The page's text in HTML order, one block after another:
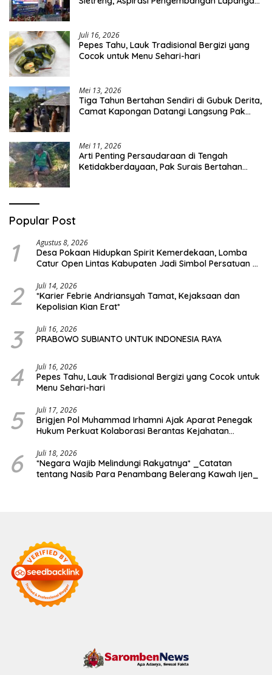
Juli 16, 2026
Pepes Tahu, Lauk Tradisional Bergizi yang
Cocok untuk Menu Sehari-hari
Mei 13, 2026
Tiga Tahun Bertahan Sendiri di Gubuk Derita,
Camat Kapongan Datangi Langsung Pak
Mei 11, 2026
Arti Penting Persaudaraan di Tengah
Ketidakberdayaan, Pak Surais Bertahan
Popular Post
1 Agustus 8, 2026
Desa Pokaan Hidupkan Spirit Kemerdekaan, Lomba
Catur Open Lintas Kabupaten Jadi Simbol Persatuan di
2 Juli 14, 2026
*Karier Febrie Andriansyah Tamat, Kejaksaan dan
Kepolisian Kian Erat*
3 Juli 16, 2026
PRABOWO SUBIANTO UNTUK INDONESIA RAYA
4 Juli 16, 2026
Pepes Tahu, Lauk Tradisional Bergizi yang Cocok untuk
Menu Sehari-hari
5 Juli 17, 2026
Brigjen Pol Muhammad Irhamni Ajak Aparat Penegak
Hukum Perkuat Kolaborasi Berantas Kejahatan
6 Juli 18, 2026
*Negara Wajib Melindungi Rakyatnya* _Catatan
tentang Nasib Para Penambang Belerang Kawah Ijen_